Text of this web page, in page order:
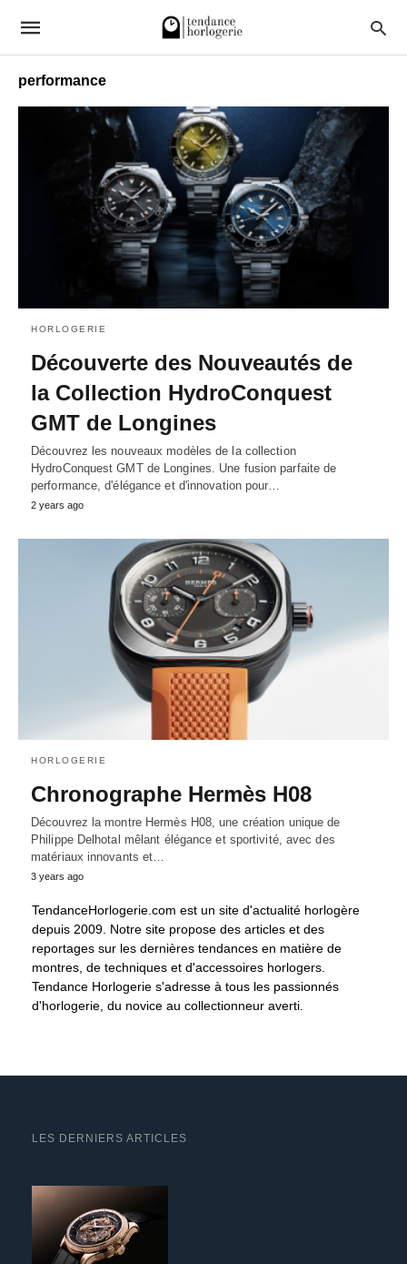
performance
HORLOGERIE
Découverte des Nouveautés de
la Collection HydroConquest
GMT de Longines
Découvrez les nouveaux modèles de la collection
HydroConquest GMT de Longines. Une fusion parfaite de
performance, d'élégance et d'innovation pour…
2 years ago
HORLOGERIE
Chronographe Hermès H08
Découvrez la montre Hermès H08, une création unique de
Philippe Delhotal mêlant élégance et sportivité, avec des
matériaux innovants et…
3 years ago
TendanceHorlogerie.com est un site d'actualité horlogère
depuis 2009. Notre site propose des articles et des
reportages sur les dernières tendances en matière de
montres, de techniques et d'accessoires horlogers.
Tendance Horlogerie s'adresse à tous les passionnés
d'horlogerie, du novice au collectionneur averti.
LES DERNIERS ARTICLES